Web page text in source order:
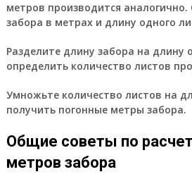
метров производится
забора в метрах и длину одного
Разделите длину забора на длину
определить количество листов
Умножьте количество листов на
получить погонные метры забора.
Общие советы по
метров забора